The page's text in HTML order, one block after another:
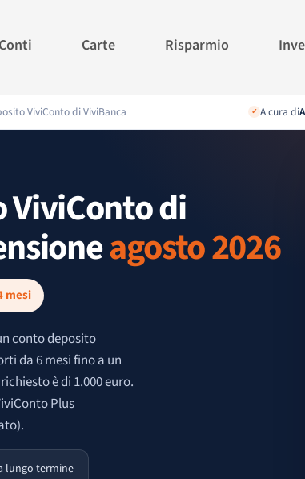
Conti Carte Risparmio
ViviConto di ViviBanca ✓ A cura di
ViviConto di
agosto 2026
mesi
conto deposito
da 6 mesi fino a un
è di 1.000 euro.
Plus
lungo termine